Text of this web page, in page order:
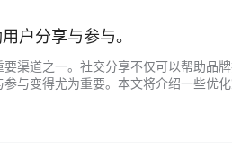
户分享与参与。
渠道之一。社交分享不仅可以帮助品
与变得尤为重要。本文将介绍一些优